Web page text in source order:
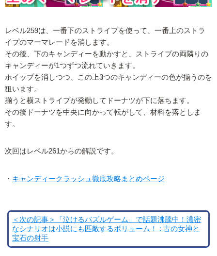
レベル259は、一番下のストライプを使って、一番上のストラ
イプのマーマレードを消します。
その後、下のキャンディーを動かすと、ストライプの両隣りの
キャンディーが1つずつ流れていきます。
ホイップを消しつつ、この上3つのキャンディーの色が揃うのを
狙います。
揃うと横ストライプが発動してドーナツが下に落ちます。
その後ドーナツを中央に向かって転がして、材料を落としま
す。
次回はレベル261からの解説です。
・ キャンディークラッシュ徹底攻略まとめページ
＜次の記事＞「泣けるパズルゲーム」で話題沸騰中！濃密
なシナリオは小説にも匹敵するボリューム！ : 古の女神と
宝石の射手